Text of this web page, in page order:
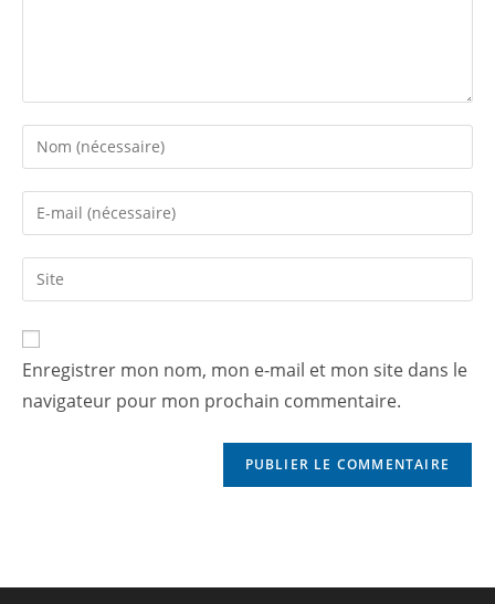
Enregistrer mon nom, mon e-mail et mon site dans le
navigateur pour mon prochain commentaire.